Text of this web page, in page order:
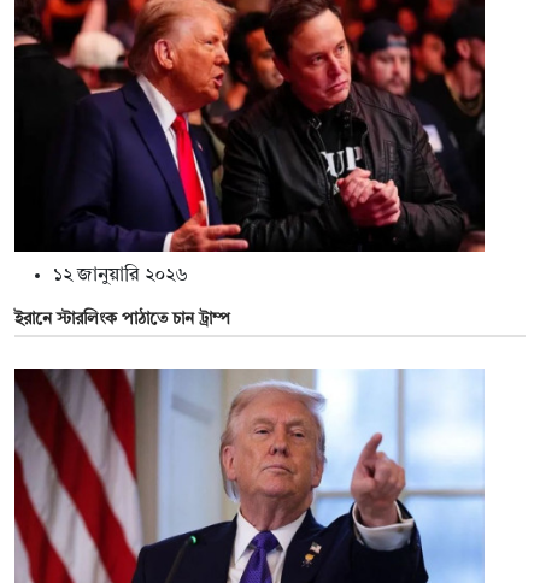
১২ জানুয়ারি ২০২৬
ইরানে স্টারলিংক পাঠাতে চান ট্রাম্প